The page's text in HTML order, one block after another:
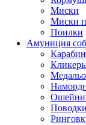
Миски
Миски
Поилки
Амуниция